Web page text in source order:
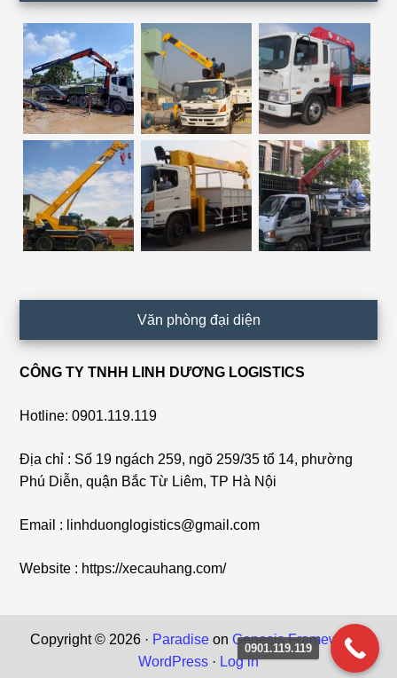
Văn phòng đại diện
CÔNG TY TNHH LINH DƯƠNG LOGISTICS
Hotline: 0901.119.119
Địa chỉ : Số 19 ngách 259, ngõ 259/35 tổ 14, phường
Phú Diễn, quận Bắc Từ Liêm, TP Hà Nội
Email : linhduonglogistics@gmail.com
Website : https://xecauhang.com/
Copyright © 2026 · Paradise on Genesis Framework
WordPress · Log in
0901.119.119